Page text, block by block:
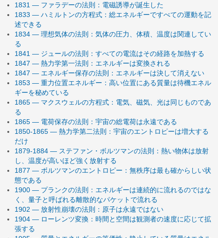
1831 — ファラデーの法則：電磁誘導が誕生した
1833 — ハミルトンの方程式：総エネルギーですべての運動を記
述できる
1834 — 理想気体の法則：気体の圧力、体積、温度は関連してい
る
1841 — ジュールの法則：すべての電流はその経路を加熱する
1847 — 熱力学第一法則：エネルギーは変換される
1847 — エネルギー保存の法則：エネルギーは決して消えない
1853 — 重力位置エネルギー：高い位置にある質量は待機エネル
ギーを秘めている
1865 — マクスウェルの方程式：電気、磁気、光は同じものであ
る
1865 — 電荷保存の法則：宇宙の総電荷は永遠である
1850-1865 — 熱力学第二法則：宇宙のエントロピーは増大する
だけ
1879-1884 — ステファン・ボルツマンの法則：熱い物体は放射
し、温度が高いほど強く放射する
1877 — ボルツマンのエントロピー：無秩序は最も確からしい状
態である
1900 — プランクの法則：エネルギーは連続的に流れるのではな
く、量子と呼ばれる離散的なパケットで流れる
1902 — 放射性崩壊の法則：原子は永遠ではない
1904 — ローレンツ変換：時間と空間は観測者の速度に応じて拡
張する